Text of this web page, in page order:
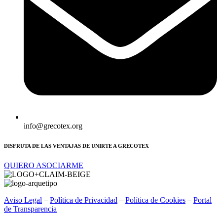
info@grecotex.org
DISFRUTA DE LAS VENTAJAS DE UNIRTE A GRECOTEX
QUIERO ASOCIARME
Aviso Legal – Política de Privacidad – Política de Cookies – Portal
de Transparencia